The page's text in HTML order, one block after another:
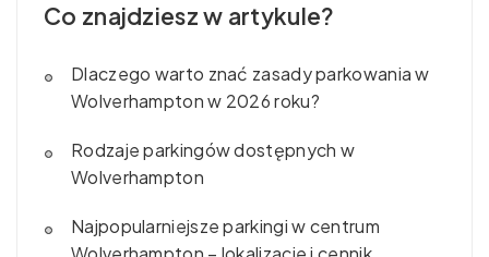
Co znajdziesz w artykule?
Dlaczego warto znać zasady parkowania w
Wolverhampton w 2026 roku?
Rodzaje parkingów dostępnych w
Wolverhampton
Najpopularniejsze parkingi w centrum